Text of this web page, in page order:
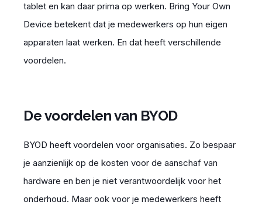
tablet en kan daar prima op werken. Bring Your Own
Device betekent dat je medewerkers op hun eigen
apparaten laat werken. En dat heeft verschillende
voordelen.
De voordelen van BYOD
BYOD heeft voordelen voor organisaties. Zo bespaar
je aanzienlijk op de kosten voor de aanschaf van
hardware en ben je niet verantwoordelijk voor het
onderhoud. Maar ook voor je medewerkers heeft